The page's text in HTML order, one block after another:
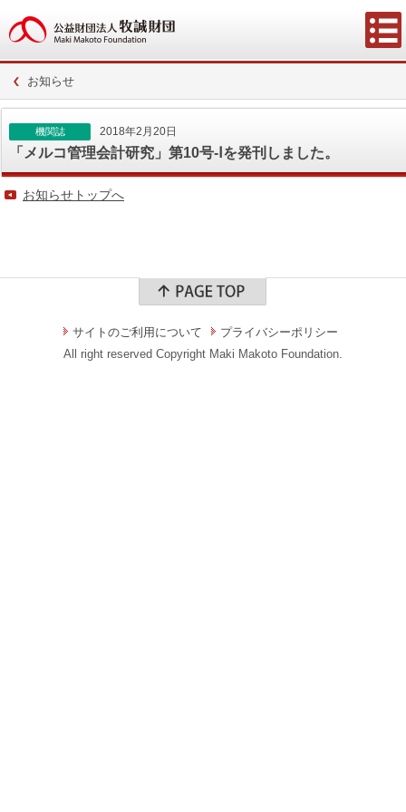
お知らせ
機関誌 2018年2月20日
「メルコ管理会計研究」第10号-Ⅰを発刊しました。
お知らせトップへ
サイトのご利用について
プライバシーポリシー
All right reserved Copyright Maki Makoto Foundation.